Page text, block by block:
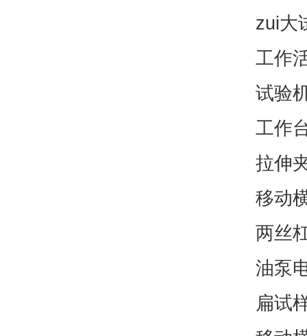
zui大
工作
试验
工作
拉伸
移动
两丝
油泵
扁试